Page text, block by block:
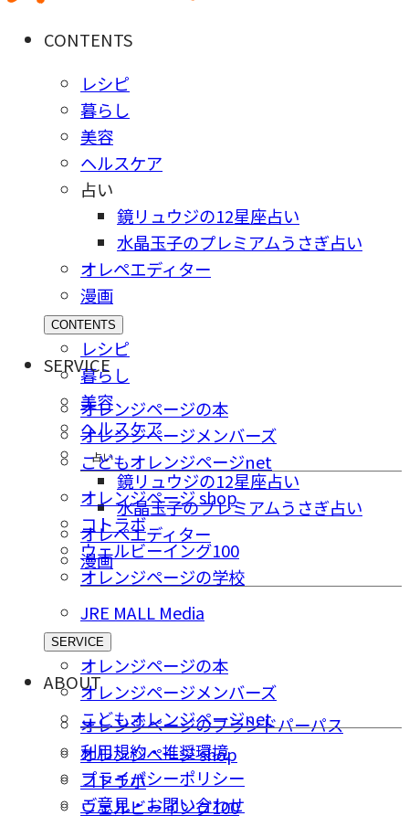
CONTENTS
レシピ
暮らし
美容
ヘルスケア
占い
鏡リュウジの12星座占い
水晶玉子のプレミアムうさぎ占い
オレペエディター
漫画
CONTENTS
レシピ
暮らし
美容
ヘルスケア
占い
鏡リュウジの12星座占い
水晶玉子のプレミアムうさぎ占い
オレペエディター
漫画
SERVICE
オレンジページの本
オレンジページメンバーズ
こどもオレンジページnet
オレンジページ shop
コトラボ
ウェルビーイング100
オレンジページの学校
JRE MALL Media
SERVICE
オレンジページの本
オレンジページメンバーズ
こどもオレンジページnet
オレンジページ shop
コトラボ
ウェルビーイング100
ABOUT
オレンジページのブランドパーパス
利用規約・推奨環境
プライバシーポリシー
ご意⾒・お問い合わせ